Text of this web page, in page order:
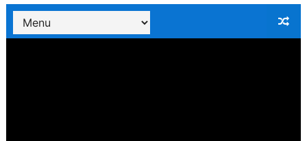
Unggul 3 Gol Kesebelasan MKRE FC Raih Tiket
Jelang HUT RI ke 81Turnamen Olah Anak Muda Kota